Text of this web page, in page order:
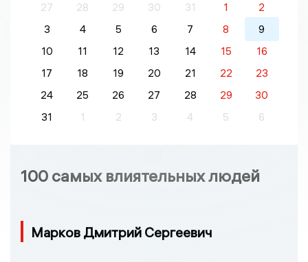
27
28 29 30 31 1
2
3
4 5 6 7 8
9
10
11 12 13 14 15
16
17
18 19 20 21 22
23
24
25 26 27 28 29
30
31
1 2 3 4 5 6
100 самых влиятельных людей
Марков Дмитрий Сергеевич